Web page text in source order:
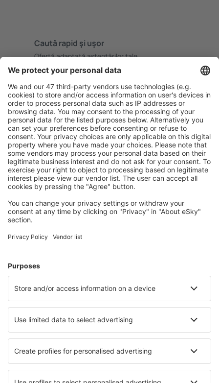
Caută rapid şi uşor
Ofertă adaptată aşteptărilor tale.
Planifică ȋn siguranţă
Rezervare fără griji cu opțiune gratuită de anulare.
Economiseşte mai mult
Prețuri atractive și oferte speciale pentru utilizatorii
conectați.
Cazarea preferată
Alege din peste 1,3 mil. de opţiuni: hoteluri, cabane,
Cele mai căutate hoteluri de către utilizatorii eSky
Hoteluri în Florenţa
Hoteluri în Napoli Hoteluri în Roma Hoteluri în Milano
Hoteluri în Manduria Hoteluri în Mascali
Hoteluri în Noto Hoteluri în Anzio Hoteluri în Ferrara
Cele mai bune hoteluri - orașe
Hoteluri Amhuinnsuidhe Hoteluri în Yokkaichi